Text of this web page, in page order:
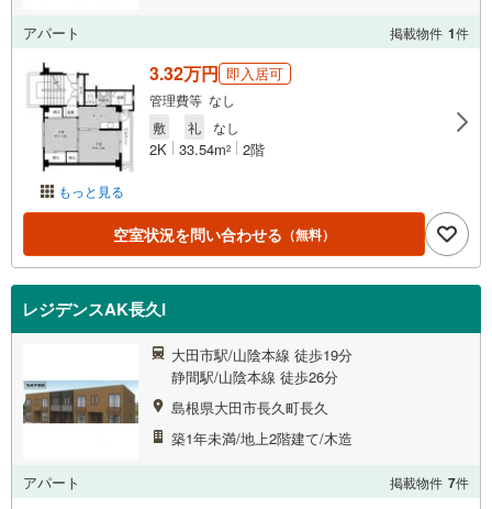
アパート 掲載物件 1件
もっと見る
3.32万円 即入居可
管理費等 なし
敷
礼 なし
2K 33.54m2 2階
空室状況を問い合わせる （無料）
レジデンスAK長久I
大田市駅/山陰本線 徒歩19分
静間駅/山陰本線 徒歩26分
島根県大田市長久町長久
築1年未満/地上2階建て/木造
アパート 掲載物件 7件